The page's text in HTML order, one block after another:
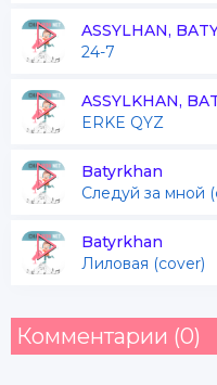
ASSYLHAN,
24-7
ASSYLKHAN,
ERKE QYZ
Batyrkhan
Следуй за мной
Batyrkhan
Лиловая (cover)
Комментарии (0)